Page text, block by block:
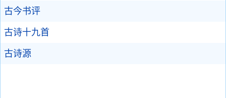
古今书评
古诗十九首
古诗源